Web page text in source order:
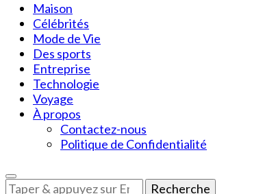
Maison
Célébrités
Mode de Vie
Des sports
Entreprise
Technologie
Voyage
À propos
Contactez-nous
Politique de Confidentialité
Vous